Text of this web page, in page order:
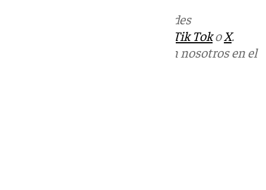
en las redes
Tik TokoX.
Puedes ponerte en contacto con nosotros en el